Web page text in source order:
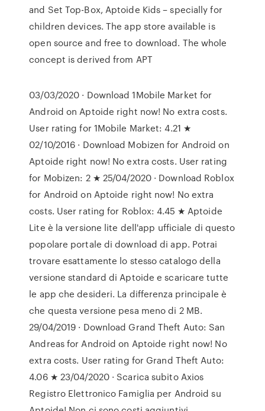
and Set Top-Box, Aptoide Kids – specially for
children devices. The app store available is
open source and free to download. The whole
concept is derived from APT
03/03/2020 · Download 1Mobile Market for
Android on Aptoide right now! No extra costs.
User rating for 1Mobile Market: 4.21 ★
02/10/2016 · Download Mobizen for Android on
Aptoide right now! No extra costs. User rating
for Mobizen: 2 ★ 25/04/2020 · Download Roblox
for Android on Aptoide right now! No extra
costs. User rating for Roblox: 4.45 ★ Aptoide
Lite è la versione lite dell'app ufficiale di questo
popolare portale di download di app. Potrai
trovare esattamente lo stesso catalogo della
versione standard di Aptoide e scaricare tutte
le app che desideri. La differenza principale è
che questa versione pesa meno di 2 MB.
29/04/2019 · Download Grand Theft Auto: San
Andreas for Android on Aptoide right now! No
extra costs. User rating for Grand Theft Auto:
4.06 ★ 23/04/2020 · Scarica subito Axios
Registro Elettronico Famiglia per Android su